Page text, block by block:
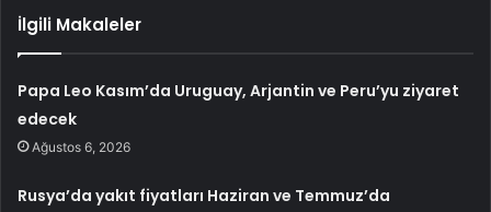
İlgili Makaleler
Papa Leo Kasım’da Uruguay, Arjantin ve Peru’yu ziyaret
edecek
Ağustos 6, 2026
Rusya’da yakıt fiyatları Haziran ve Temmuz’da